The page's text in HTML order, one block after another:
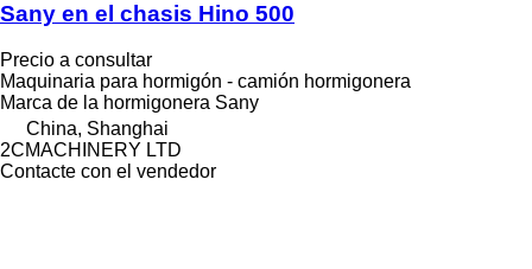
Sany en el chasis Hino 500
Precio a consultar
Maquinaria para hormigón - camión hormigonera
Marca de la hormigonera Sany
China, Shanghai
2CMACHINERY LTD
Contacte con el vendedor